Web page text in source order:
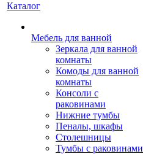
Каталог
Мебель для ванной
Зеркала для ванной
комнаты
Комоды для ванной
комнаты
Консоли с
раковинами
Нижние тумбы
Пеналы, шкафы
Столешницы
Тумбы с раковинами